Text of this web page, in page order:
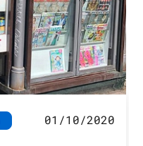
01/10/2020